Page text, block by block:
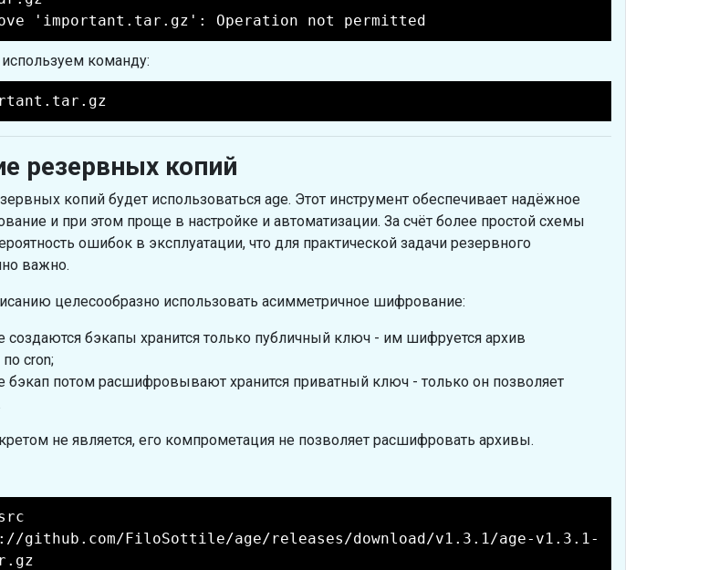
'important.tar.gz': Operation not permitted
команду:
резервных копий
копий будет использоваться age. Этот инструмент обеспечивает надёжное
и при этом проще в настройке и автоматизации. За счёт более простой схемы
ошибок в эксплуатации, что для практической задачи резервного
важно.
целесообразно использовать асимметричное шифрование:
создаются бэкапы хранится только публичный ключ - им шифруется архив
cron;
бэкап потом расшифровывают хранится приватный ключ - только он позволяет
не является, его компрометация не позволяет расшифровать архивы.
github.com/FiloSottile/age/releases/download/v1.3.1/age-v1.3.1-